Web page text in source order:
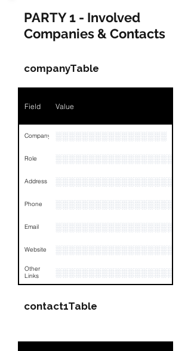
PARTY 1 - Involved
Companies & Contacts
companyTable
Field Value
Company ░░░░░░░░░░░░░░░░░
Role
Address
Phone
Email ░░░░░░░░░░░░░░░░░░░
Website
Other
Links
contact1Table